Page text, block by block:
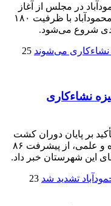
در مجلس از آغاز
اجرای فاز نخست نیروگاه ۵۰۰ مگاواتی محمودآباد با ظرفیت ۱۸۰
شروع می‌شود.
25
نشاءکاری
بر پایان دوران کشت
سنتی و جایگزینی آن با روش‌های مکانیزه و علمی، از پیشرفت ۸۶
این شهرستان خبر داد.
23